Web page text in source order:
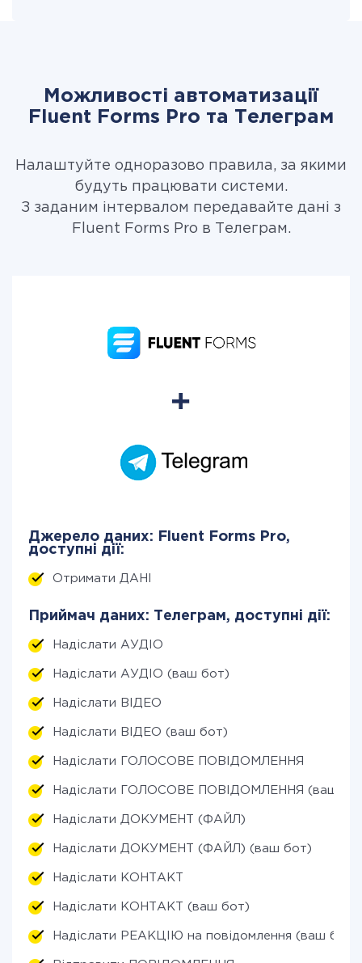
Можливості автоматизації
Fluent Forms Pro та Телеграм
Налаштуйте одноразово правила, за якими
будуть працювати системи.
З заданим інтервалом передавайте дані з
Fluent Forms Pro в Телеграм.
Джерело даних: Fluent Forms Pro,
доступні дії:
Отримати ДАНІ
Приймач даних: Телеграм, доступні дії:
Надіслати АУДІО
Надіслати АУДІО (ваш бот)
Надіслати ВІДЕО
Надіслати ВІДЕО (ваш бот)
Надіслати ГОЛОСОВЕ ПОВІДОМЛЕННЯ
Надіслати ГОЛОСОВЕ ПОВІДОМЛЕННЯ (ваш
Надіслати ДОКУМЕНТ (ФАЙЛ)
Надіслати ДОКУМЕНТ (ФАЙЛ) (ваш бот)
Надіслати КОНТАКТ
Надіслати КОНТАКТ (ваш бот)
Надіслати РЕАКЦІЮ на повідомлення (ваш бот)